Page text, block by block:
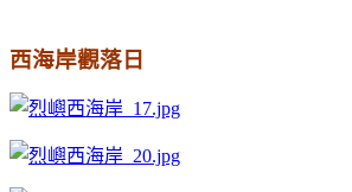
西海岸觀落日